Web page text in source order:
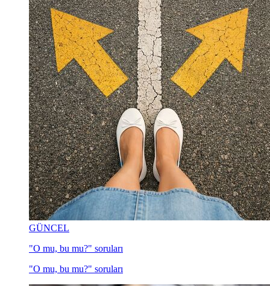
GÜNCEL
"O mu, bu mu?" soruları
"O mu, bu mu?" soruları